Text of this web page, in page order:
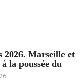
2026. Marseille et
la poussée du